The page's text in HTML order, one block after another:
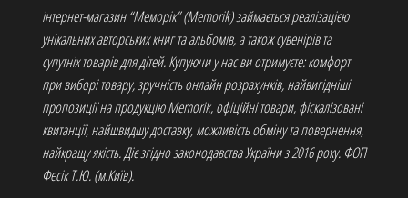
інтернет-магазин “Меморік” (Memorik) займається реалізацією
унікальних авторських книг та альбомів, а також сувенірів та
супутніх товарів для дітей. Купуючи у нас ви отримуєте: комфорт
при виборі товару, зручність онлайн розрахунків, найвигідніші
пропозиції на продукцію Memorik, офіційні товари, фіскалізовані
квитанції, найшвидшу доставку, можливість обміну та повернення,
найкращу якість. Діє згідно законодавства України з 2016 року. ФОП
Фесік Т.Ю. (м.Київ).